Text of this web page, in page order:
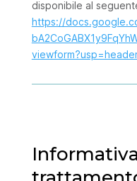
disponibile al
https://